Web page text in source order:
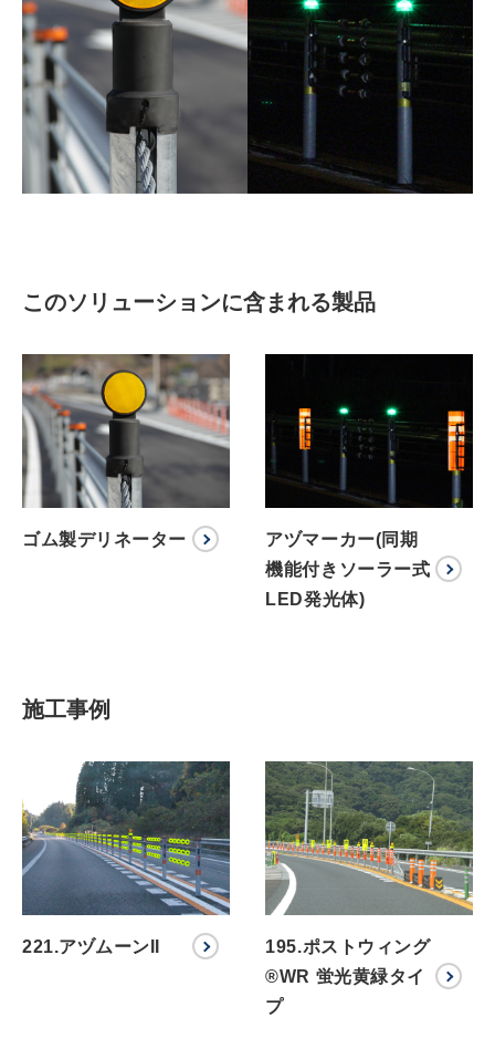
このソリューションに含まれる製品
ゴム製デリネーター
アヅマーカー(同期
機能付きソーラー式
LED発光体)
施工事例
221.アヅムーンII
195.ポストウィング
®WR 蛍光黄緑タイ
プ